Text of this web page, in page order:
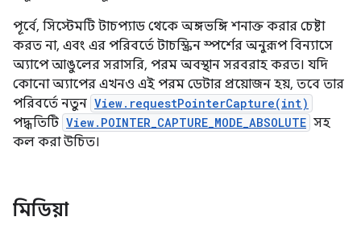
পূর্বে, সিস্টেমটি টাচপ্যাড থেকে অঙ্গভঙ্গি শনাক্ত করার চেষ্টা
করত না, এবং এর পরিবর্তে টাচস্ক্রিন স্পর্শের অনুরূপ বিন্যাসে
অ্যাপে আঙুলের সরাসরি, পরম অবস্থান সরবরাহ করত। যদি
কোনো অ্যাপের এখনও এই পরম ডেটার প্রয়োজন হয়, তবে তার
পরিবর্তে নতুন View.requestPointerCapture(int)
পদ্ধতিটি View.POINTER_CAPTURE_MODE_ABSOLUTE সহ
কল ​​করা উচিত।
মিডিয়া